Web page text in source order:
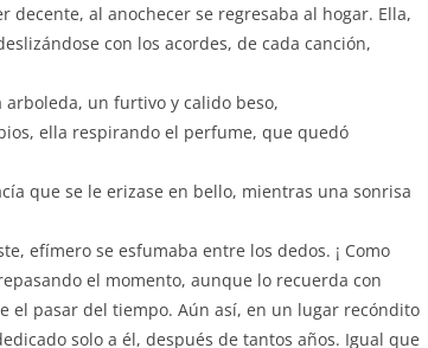
decente, al anochecer se regresaba al hogar. Ella,
con los acordes, de cada canción,
un furtivo y calido beso,
ella respirando el perfume, que quedó
que se le erizase en bello, mientras una sonrisa
efímero se esfumaba entre los dedos. ¡ Como
el momento, aunque lo recuerda con
el pasar del tiempo. Aún así, en un lugar recóndito
solo a él, después de tantos años. Igual que